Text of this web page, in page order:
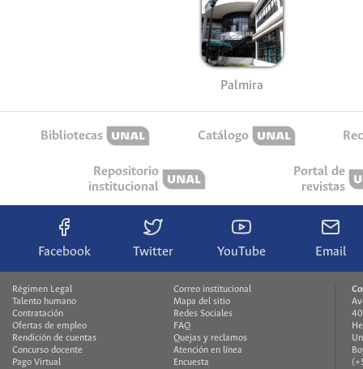
Palmira
Bibliotecas Catálogo
Repositorio
institucional
Portal de
revistas
Facebook Twitter YouTube Email
Régimen Legal
Talento humano
Contratación
Ofertas de empleo
Rendición de cuentas
Concurso docente
Pago Virtual
Correo institucional
Mapa del sitio
Redes Sociales
FAQ
Quejas y reclamos
Atención en línea
Encuesta